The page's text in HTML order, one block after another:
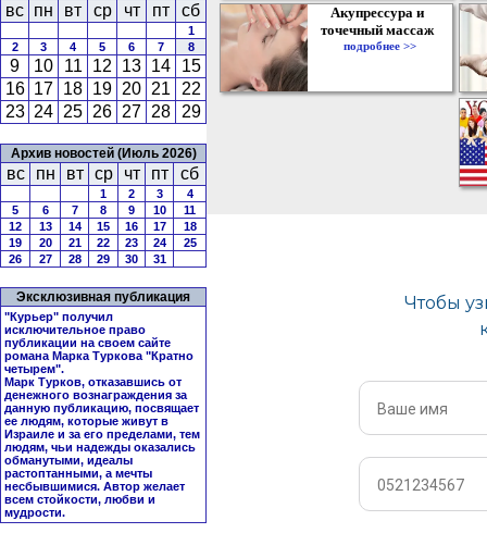
вс пн вт ср чт пт сб
1
2
3 4 5 6 7 8
9 10 11 12 13 14
15
16 17 18 19 20 21
22
23 24 25 26 27 28 29
Архив новостей (Июль 2026)
вс пн вт ср чт пт сб
1 2 3
4
5
6 7 8 9 10
11
12
13 14 15 16 17
18
19
20 21 22 23 24
25
26
27 28 29 30 31
Эксклюзивная публикация
"Курьер" получил
исключительное право
публикации на своем сайте
романа Марка Туркова "Кратно
четырем".
Марк Турков, отказавшись от
денежного вознаграждения за
данную публикацию, посвящает
ее людям, которые живут в
Израиле и за его пределами, тем
людям, чьи надежды оказались
обманутыми, идеалы
растоптанными, а мечты
несбывшимися. Автор желает
всем стойкости, любви и
мудрости.
Акупрессура и
точечный массаж
подробнее >>